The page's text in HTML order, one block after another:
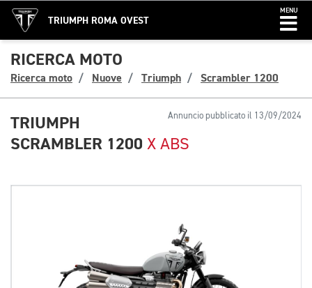
TRIUMPH ROMA OVEST
MENU
RICERCA MOTO
Ricerca moto Nuove Triumph Scrambler 1200
Annuncio pubblicato il 13/09/2024
TRIUMPH
SCRAMBLER 1200 X ABS